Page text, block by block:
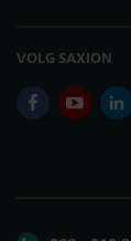
VOLG SAXION
facebook